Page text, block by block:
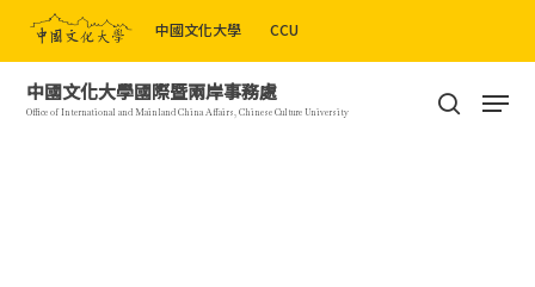
main
content
中國文化大學 CCU
中國文化大學國際暨兩岸事務處
Office of International and Mainland China Affairs, Chinese Culture University search
Menu